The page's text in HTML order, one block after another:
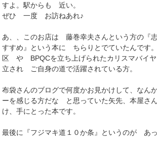
すよ。駅からも 近い。
ぜひ 一度 お訪ねあれ♪
あ、、このお店は 藤巻幸夫さんという方の『
すすめ』という本に ちらりとでていたんです
区 や BPQCを立ち上げられたカリスマバイ
立され ご自身の道で活躍されている方。
布袋さんのブログで何度かお見かけして、なん
ーを感じる方だな と思っていた矢先、本屋さ
け、手にとった本です。
最後に『フジマキ道１０か条』というのが あ